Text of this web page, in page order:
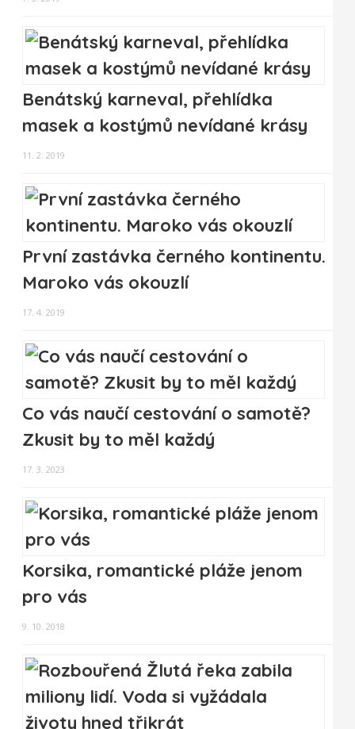
Benátský karneval, přehlídka
masek a kostýmů nevídané krásy
11. 2. 2019
První zastávka černého kontinentu.
Maroko vás okouzlí
17. 4. 2019
Co vás naučí cestování o samotě?
Zkusit by to měl každý
17. 3. 2023
Korsika, romantické pláže jenom
pro vás
9. 10. 2018